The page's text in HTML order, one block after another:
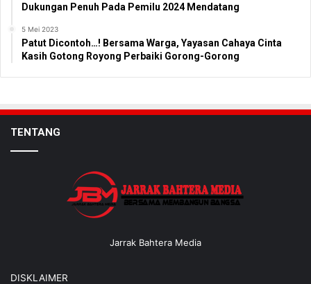
Dukungan Penuh Pada Pemilu 2024 Mendatang
5 Mei 2023
Patut Dicontoh…! Bersama Warga, Yayasan Cahaya Cinta
Kasih Gotong Royong Perbaiki Gorong-Gorong
TENTANG
Jarrak Bahtera Media
DISKLAIMER